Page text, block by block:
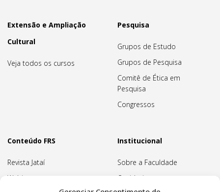
Extensão e Ampliação
Cultural
Veja todos os cursos
Pesquisa
Grupos de Estudo
Grupos de Pesquisa
Comitê de Ética em
Pesquisa
Congressos
Conteúdo FRS
Revista Jataí
Webinars
Institucional
Sobre a Faculdade
Ouvidoria